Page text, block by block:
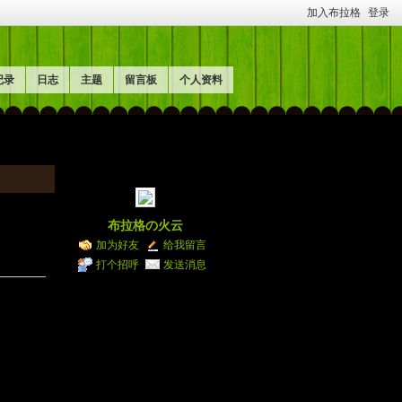
加入布拉格 登录
录 日志 主题 留言板 个人资料
布拉格の火云
加为好友
给我留言
打个招呼
发送消息